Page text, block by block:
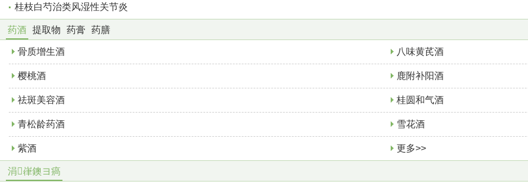
桂枝白芍治类风湿性关节炎
药酒 提取物 药膏 药膳
骨质增生酒 八味黄芪酒
樱桃酒 鹿附补阳酒
祛斑美容酒 桂圆和气酒
青松龄药酒 雪花酒
紫酒 更多>>
涓嵂鐭ヨ瘑